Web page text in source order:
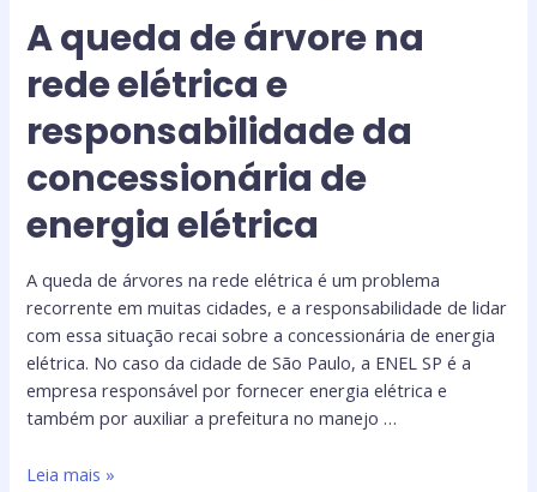
A queda de árvore na
rede elétrica e
responsabilidade da
concessionária de
energia elétrica
A queda de árvores na rede elétrica é um problema
recorrente em muitas cidades, e a responsabilidade de lidar
com essa situação recai sobre a concessionária de energia
elétrica. No caso da cidade de São Paulo, a ENEL SP é a
empresa responsável por fornecer energia elétrica e
também por auxiliar a prefeitura no manejo …
Leia mais »